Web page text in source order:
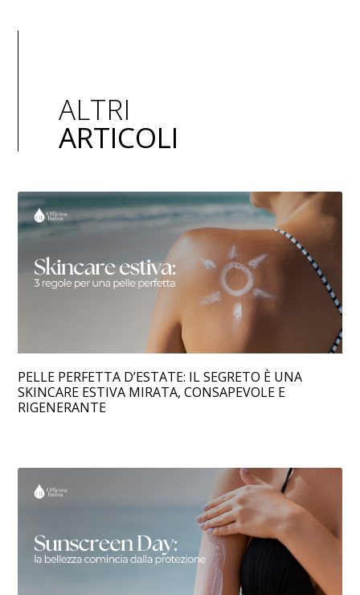
ALTRI
ARTICOLI
PELLE PERFETTA D’ESTATE: IL SEGRETO È UNA
SKINCARE ESTIVA MIRATA, CONSAPEVOLE E
RIGENERANTE